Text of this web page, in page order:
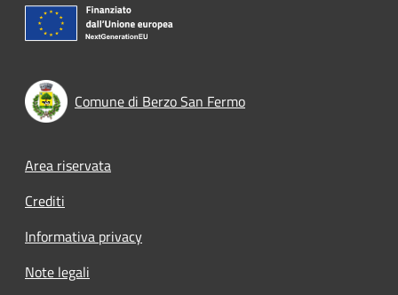
Comune di Berzo San Fermo
Footer menu
Area riservata
Crediti
Informativa privacy
Note legali